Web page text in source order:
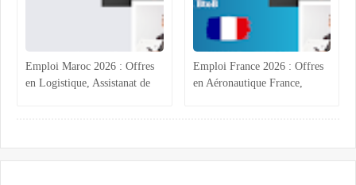
Emploi Maroc 2026 : Offres
en Logistique, Assistanat de
Emploi France 2026 : Offres
en Aéronautique France,